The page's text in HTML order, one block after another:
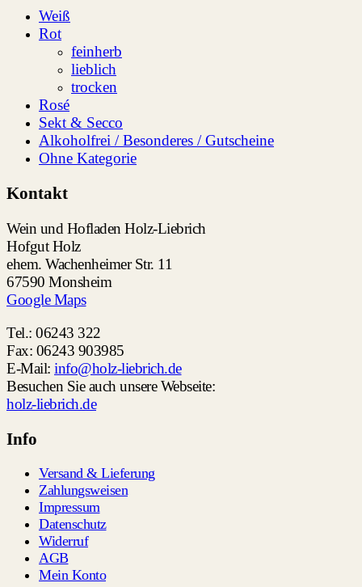
Weiß
Rot
feinherb
lieblich
trocken
Rosé
Sekt & Secco
Alkoholfrei / Besonderes / Gutscheine
Ohne Kategorie
Kontakt
Wein und Hofladen Holz-Liebrich
Hofgut Holz
ehem. Wachenheimer Str. 11
67590 Monsheim
Google Maps
Tel.: 06243 322
Fax: 06243 903985
E-Mail: info@holz-liebrich.de
Besuchen Sie auch unsere Webseite:
holz-liebrich.de
Info
Versand & Lieferung
Zahlungsweisen
Impressum
Datenschutz
Widerruf
AGB
Mein Konto